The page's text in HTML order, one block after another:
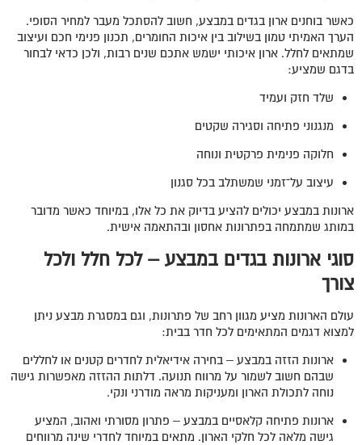
כאשר בוחנים ארון בגדים במבצע, חשוב להסתכל מעבר למחיר הסופי.
הערך האמיתי טמון בשילוב בין איכות החומרים, תכנון פנימי חכם ועיצוב
שמתאים לחלל. ארון איכותי ישמש אתכם שנים רבות, ולכן כדאי לבחור
בדגם שמציע:
שלד חזק ועמיד
מנגנוני פתיחה וסגירה שקטים
חלוקה פנימית פרקטית ונוחה
עיצוב על־זמני שמשתלב בכל סגנון
ארונות במבצע יכולים להציע בדיוק את כל אלו, במיוחד כאשר מדובר
במותג שמתמחה בפתרונות אחסון ובהתאמה אישית.
סוגי ארונות בגדים במבצע – לכל חלל ולכל
צורך
עולם הארונות מציע מגוון רחב של פתרונות, וגם במסגרת מבצע ניתן
למצוא דגמים המתאימים לכל חדר בבית:
ארונות הזזה במבצע – בחירה אידיאלית לחדרים קטנים או לחללים
שבהם חשוב לשמור על מרווח תנועה. דלתות ההזזה מאפשרות גישה
נוחה לתכולת הארון ומעניקות מראה מודרני ונקי.
ארונות פתיחה קלאסיים במבצע – פתרון מסורתי ואהוב, המציע
גישה מלאה לכל חלקי הארון. מתאים במיוחד לחדרי שינה מרווחים